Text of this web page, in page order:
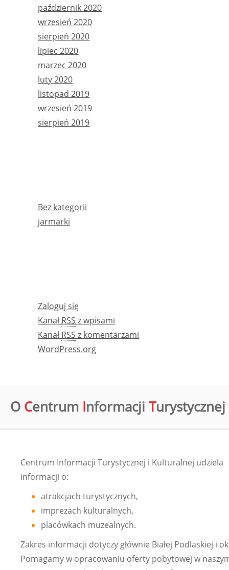
październik 2020
wrzesień 2020
sierpień 2020
lipiec 2020
marzec 2020
luty 2020
listopad 2019
wrzesień 2019
sierpień 2019
Bez kategorii
jarmarki
Zaloguj się
Kanał RSS z wpisami
Kanał RSS z komentarzami
WordPress.org
O Centrum Informacji T
Centrum Informacji Turystycznej i Kulturalnej udziela
informacji o:
atrakcjach turystycznych,
imprezach kulturalnych,
placówkach muzealnych.
Zakres informacji dotyczy głównie Białej Podlaskiej i
Pomagamy w opracowaniu oferty pobytowej w